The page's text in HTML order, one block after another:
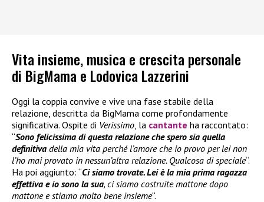
Vita insieme, musica e crescita personale
di BigMama e Lodovica Lazzerini
Oggi la coppia convive e vive una fase stabile della
relazione, descritta da BigMama come profondamente
significativa. Ospite di Verissimo , la cantante ha raccontato:
“Sono felicissima di questa relazione che spero sia quella
definitiva della mia vita perché l’amore che io provo per lei non
l’ho mai provato in nessun’altra relazione. Qualcosa di speciale“.
Ha poi aggiunto: “Ci siamo trovate. Lei è la mia prima ragazza
effettiva e io sono la sua, ci siamo costruite mattone dopo
mattone e stiamo molto bene insieme“.